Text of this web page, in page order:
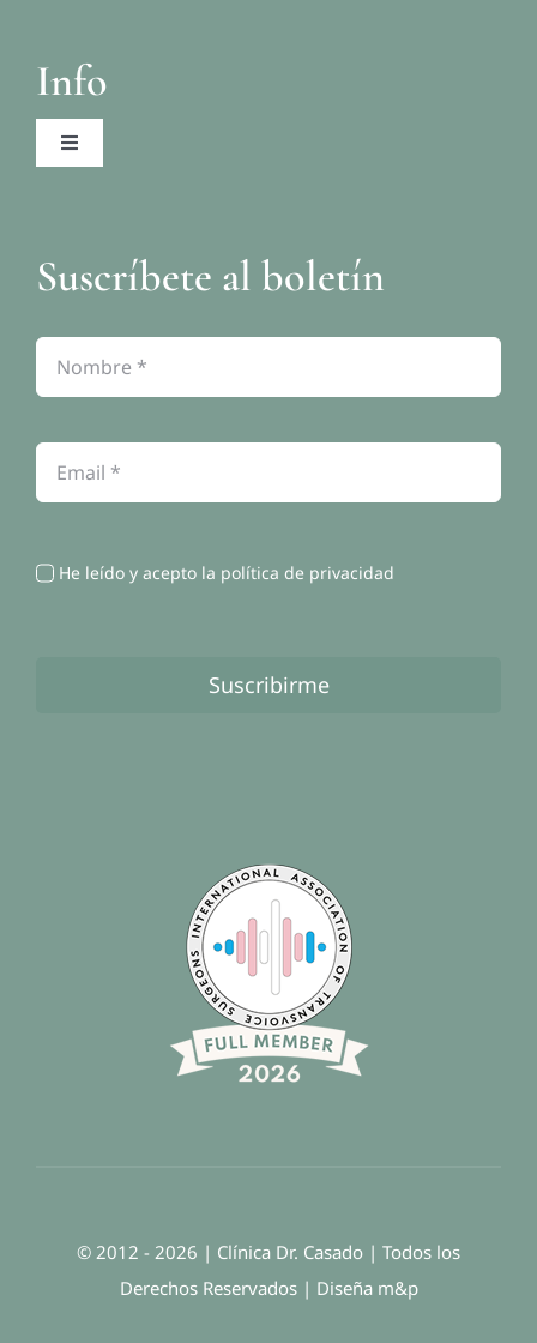
Info
Toggle
Política de privacidad
Política de cookies
Contacto
Suscríbete al boletín
He leído y acepto la política de privacidad
Suscribirme
© 2012 - 2026 | Clínica Dr. Casado | Todos los
Derechos Reservados | Diseña m&p